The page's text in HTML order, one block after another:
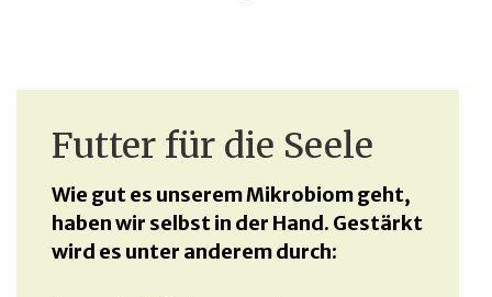
Futter für die Seele
Wie gut es unserem Mikrobiom geht,
haben wir selbst in der Hand. Gestärkt
wird es unter anderem durch: